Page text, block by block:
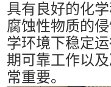
具有良好的化
腐蚀性物质的
学环境下稳定
期可靠工作以
常重要。